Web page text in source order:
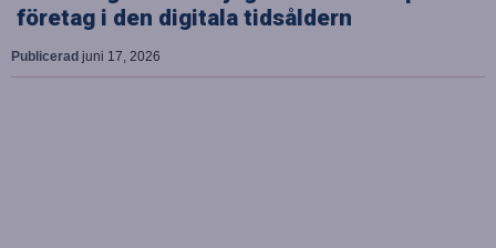
företag i den digitala tidsåldern
Publicerad juni 17, 2026